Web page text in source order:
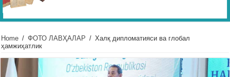
Home / ФОТО ЛАВҲАЛАР / Халқ дипломатияси ва глобал
ҳамжиҳатлик